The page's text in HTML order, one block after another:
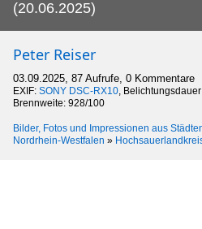
(20.06.2025)
Peter Reiser
03.09.2025, 87 Aufrufe, 0 Kommentare
EXIF: SONY DSC-RX10,
Brennweite: 928/100
Bilder, Fotos und Impressionen aus
Nordrhein-Westfalen »